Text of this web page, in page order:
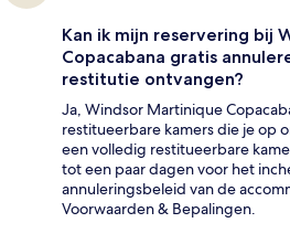
Kan ik mijn reservering bij
Copacabana gratis
restitutie ontvangen?
Ja, Windsor Martinique
restitueerbare kamers die je op
een volledig restitueerbare
tot een paar dagen voor het
annuleringsbeleid van de
Voorwaarden & Bepalingen.